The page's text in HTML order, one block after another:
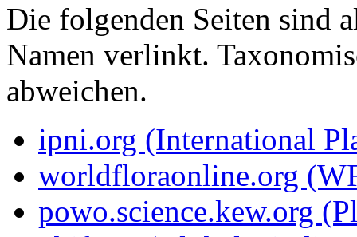
Die folgenden Seiten sind
Namen verlinkt.
abweichen.
ipni.org (International
worldfloraonline.org
powo.science.kew.org